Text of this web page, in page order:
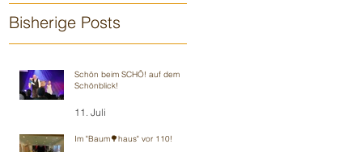
Bisherige Posts
Schön beim SCHÖ! auf dem
Schönblick!
11. Juli
Im "Baum🌳haus" vor 110!